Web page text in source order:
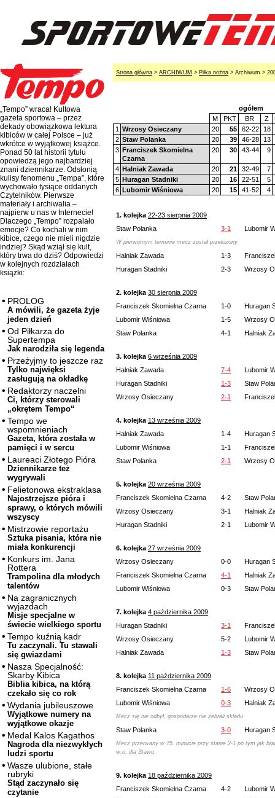
„Tempo” wraca! Kultowa
gazeta sportowa – przez
dekady obowiązkowa lektura
kibiców w całej Polsce – już
wkrótce w wyjątkowej książce.
Ponad 50 lat historii tytułu
opowiedzą jego najbardziej
znani dziennikarze. Odsłonią
kulisy fenomenu „Tempa”, które
wychowało tysiące oddanych
Czytelników. Pierwsze
materiały i archiwalia –
najpierw u nas w Internecie!
Dlaczego „Tempo” rozpalało
emocje? Co kochali w nim
kibice, czego nie mieli nigdzie
indziej? Skąd wziął się kult,
który trwa do dziś? Odpowiedzi
w kolejnych rozdziałach
książki:
PROLOG
A mówili, że gazeta żyje
jeden dzień
Od Piłkarza do
Supertempa
Jak narodziła się legenda
Przeżyjmy to jeszcze raz
Tylko najwięksi
zasługują na okładkę
Redaktorzy naczelni
Ci, którzy sterowali
„okrętem Tempo“
Tempo we
wspomnieniach
Gazeta, która została w
pamięci i w sercu
Laureaci Złotego Pióra
Dziennikarze też
wygrywali
Felietonowa ekstraklasa
Najostrzejsze pióra i
sprawy, o których mówili
wszyscy
Mistrzowie reportażu
Sztuka pisania, która nie
miała konkurencji
Konkurs im. Jana
Rottera
Trampolina dla młodych
talentów
Na zagranicznych
wyjazdach
Misje specjalne w
świecie wielkiego sportu
Tempo kuźnią kadr
Tu zaczynali. Tu stawali
się gwiazdami
Nasza Specjalność:
Skarby Kibica
Biblia kibica, na którą
czekało się co rok
Wydania jubileuszowe
Wyjątkowe numery na
wyjątkowe okazje
Medal Kalos Kagathos
Nagroda dla niezwykłych
ludzi sportu
Wasze ulubione, stałe
rubryki
Stąd zaczynało się
czytanie
Strona główna > ARCHIWUM > Piłka nożna > Archiwum >
ogółem
M
PKT BR Z
1 Wrzosy Osieczany 20 55 62-22
18
2 Staw Polanka 20 39 46-28
13
3 Franciszek Skomielna
Czarna
20 30 43-44 9
4 Halniak Zawada 20 21 32-49
7
5 Huragan Stadniki 20 16 22-51
5
6 Lubomir Wiśniowa 20 15 41-52 4
1. kolejka 22-23 sierpnia 2009
Staw Polanka
3-1 Lubomir
W pierwotnym terminie mecz został przełożony
Halniak Zawada 1-3
Huragan Stadniki
2-3 Wrzosy
2. kolejka 30 sierpnia 2009
Franciszek Skomielna Czarna
1-0
Huragan
Lubomir Wiśniowa
1-5
Wrzosy
Staw Polanka
4-1 Halniak
3. kolejka 6 września 2009
Halniak Zawada
7-4
Lubomir
Huragan Stadniki
1-3
Staw
Wrzosy Osieczany
2-1
4. kolejka 13 września 2009
Halniak Zawada
1-4
Huragan
Lubomir Wiśniowa
1-1
Staw Polanka
2-1 Wrzosy
5. kolejka 20 września 2009
Franciszek Skomielna Czarna
4-2
Staw
Wrzosy Osieczany
3-1
Halniak
Huragan Stadniki
2-1 Lubomir
6. kolejka 27 września 2009
Wrzosy Osieczany
0-0
Huragan
Franciszek Skomielna Czarna
4-1
Halniak
Lubomir Wiśniowa
0-3 Staw
7. kolejka 4 października 2009
Huragan Stadniki
3-1
Wrzosy Osieczany
5-2
Lubomir
Halniak Zawada
1-3 Staw
8. kolejka 11 października 2009
Franciszek Skomielna Czarna
1-6
Wrzosy
Lubomir Wiśniowa
0-3 Halniak
Mecz się nie odbył, gospodarze nie zebrali składu
Staw Polanka 3-0 Huragan
Mecz przerwany w 75. minucie przy stanie 2-1 po tym jak
w.o. dla Stawu
9. kolejka 18 października 2009
Franciszek Skomielna Czarna
4-2
Lubomir